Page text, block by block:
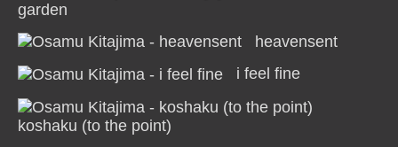
garden
heavensent
i feel fine
koshaku (to the point)